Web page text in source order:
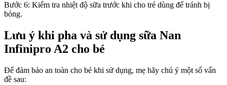
Bước 6: Kiểm tra nhiệt độ sữa trước khi cho trẻ dùng để tránh bị
bỏng.
Lưu ý khi pha và sử dụng sữa Nan
Infinipro A2 cho bé
Để đảm bảo an toàn cho bé khi sử dụng, mẹ hãy chú ý một số vấn
đề sau: